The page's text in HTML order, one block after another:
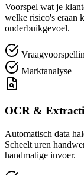
Voorspel wat je
welke risico's eraan
onderbuikgevoel.
Marktanalyse
OCR &
Automatisch data
Scheelt uren
handmatige invoer.